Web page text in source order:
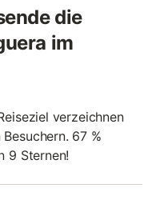
die
im
verzeichnen
67 %
9 Sternen!